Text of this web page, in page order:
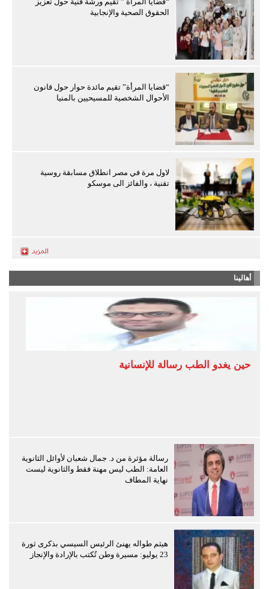
الحقوق الصحية والإنجابية
“قضايا المرأة” تقيم مائدة حوار حول قانون
الأحوال الشخصية للمسيحيين بالمنيا
لاول مرة في مصر انطلاق مسابقة روسية
تقنية ، والفائز الى موسكو
أهالينا
حين يغدو الطب رسالة للإنسانية
رسالة مؤثرة من د. جمال شعبان لأوائل الثانوية
العامة: الطب ليس مهنة فقط والثانوية ليست
نهاية المطاف
هيثم طواله يهنئ الرئيس السيسي بذكرى ثورة
23 يوليو: مسيرة وطن تُكتب بالإرادة والإنجاز